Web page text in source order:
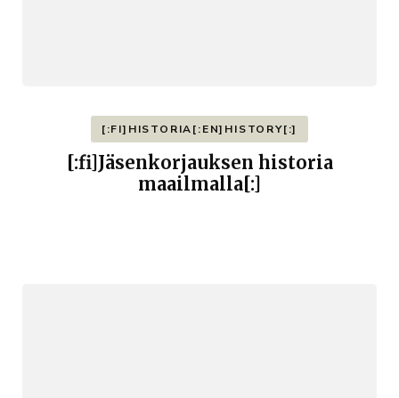
[:FI]HISTORIA[:EN]HISTORY[:]
[:fi]Jäsenkorjauksen historia
maailmalla[:]